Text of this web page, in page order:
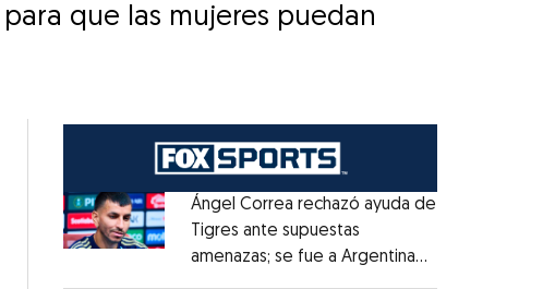
que las mujeres puedan
Opens in new window
Ángel Correa rechazó ayuda de
Tigres ante supuestas
amenazas; se fue a Argentina